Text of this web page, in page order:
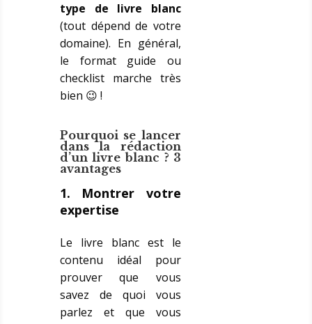
type de livre blanc
(tout dépend de votre
domaine). En général,
le format guide ou
checklist marche très
bien 😉 !
Pourquoi se lancer
dans la rédaction
d’un livre blanc ? 3
avantages
1. Montrer votre
expertise
Le livre blanc est le
contenu idéal pour
prouver que vous
savez de quoi vous
parlez et que vous